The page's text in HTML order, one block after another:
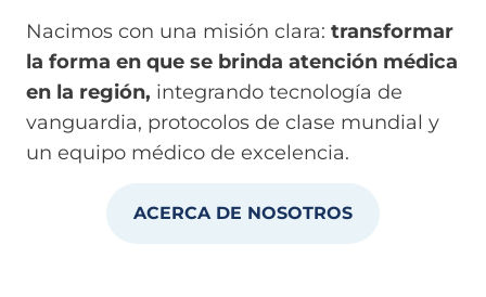
Nacimos con una misión clara: transformar
la forma en que se brinda atención médica
en la región, integrando tecnología de
vanguardia, protocolos de clase mundial y
un equipo médico de excelencia.
ACERCA DE NOSOTROS